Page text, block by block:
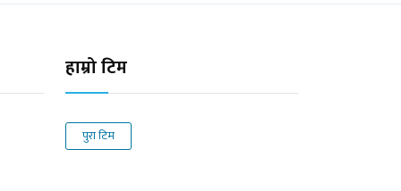
हाम्रो टिम
पुरा टिम